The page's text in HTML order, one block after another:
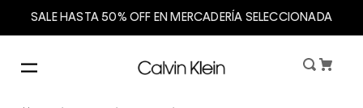
SALE HASTA 50% OFF EN MERCADERÍA SELECCIONADA